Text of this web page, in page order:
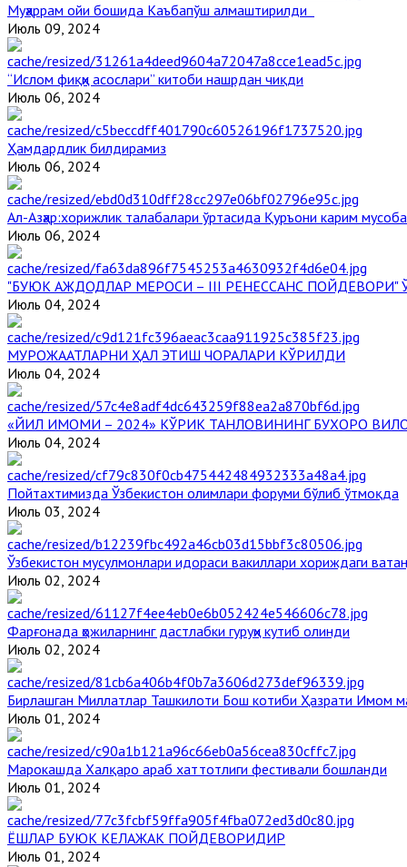
Муҳаррам ойи бошида Каъбапўш алмаштирилди
Июль 09, 2024
“Ислом фиқҳи асослари” китоби нашрдан чиқди
Июль 06, 2024
Ҳамдардлик билдирамиз
Июль 06, 2024
Aл-Aзҳар:хорижлик талабалари ўртасида Қуръони карим
Июль 06, 2024
"БУЮК АЖДОДЛАР МЕРОСИ – III РЕНЕССАНС
Июль 04, 2024
МУРОЖААТЛАРНИ ҲАЛ ЭТИШ ЧОРАЛАРИ КЎРИЛДИ
Июль 04, 2024
«ЙИЛ ИМОМИ – 2024» КЎРИК ТАНЛОВИНИНГ БУХОРО
Июль 04, 2024
Пойтахтимизда Ўзбекистон олимлари форуми бўлиб ўтмоқда
Июль 03, 2024
Ўзбекистон мусулмонлари идораси вакиллари хориждаги
Июль 02, 2024
Фарғонада ҳожиларнинг дастлабки гуруҳи кутиб олинди
Июль 02, 2024
Бирлашган Миллатлар Ташкилоти Бош котиби Ҳазрати Имом
Июль 01, 2024
Марокашда Халқаро араб хаттотлиги фестивали бошланди
Июль 01, 2024
ЁШЛАР БУЮК КЕЛАЖАК ПОЙДЕВОРИДИР
Июль 01, 2024